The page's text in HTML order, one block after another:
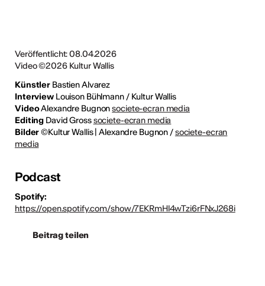
Veröffentlicht: 08.04.2026
Video ©2026 Kultur Wallis
Künstler Bastien Alvarez
InterviewLouison Bühlmann / Kultur Wallis
VideoAlexandre Bugnonsociete-ecran media
Editing David Grosssociete-ecran media
Bilder©Kultur Wallis | Alexandre Bugnon /societe-ecran
media
Podcast
Spotify:
https://open.spotify.com/show/7EKRmHl4wTzi6rFNxJ268i
Beitrag teilen